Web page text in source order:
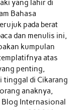
yang lahir di
Bahasa
pada berat
dan menulis ini,
kumpulan
atas
penting,
tinggal di Cikarang
anaknya,
Blog Internasional